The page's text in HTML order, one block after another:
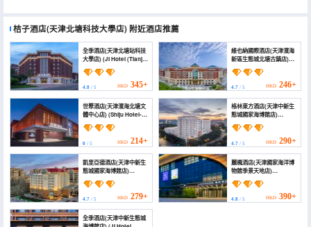
桔子酒店(天津北塘科技大學店) 附近酒店推薦
全季酒店(天津北塘站科技
大學店) (JI Hotel (Tianjin
Beitang Zhan Keji
Daxue))
4.8 / 5 HKD 345+
維也納國際酒店(天津濱海
新區生態城北塘古鎮店)
(Vienna International
Hotel(Tianjin Binhai
New Area Eco-city
Beitang Ancient Town
Store))
4.7/ 5 HKD 246+
世聚酒店(天津濱海北塘文
體中心店) (Shiju Hotel-
Tianjin Binhai Beitang
Cultural and Sports
0 / 5 HKD 214+
格林東方酒店(天津中新生
態城國家海博館店)
(Greenland Oriental
Hotel (Tianjin Sino-
Singapore Eco-city
National Maritime
Museum Branch))
4.7/ 5 HKD 290+
凱里亞德酒店(天津中新生
態城國家海博館店)
(Kyriad Hotel (Tianjin
Sino-Singapore Eco-
City))
4.7 / 5 HKD 279+
麗楓酒店(天津國家海洋博
物館季景天地店)
(Lavande Hotel (Tianjin
Zhongxin Ecological
City Jijing Tiandi
Branch))
4.8/ 5 HKD 390+
全季酒店(天津中新生態城